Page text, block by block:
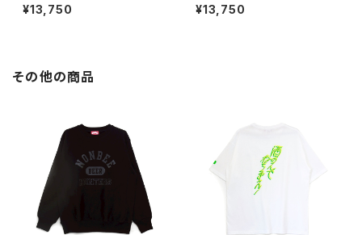
ALF SLEEVE SHIRTS “cockt
ail” white
¥13,750
ALF SLEEVE SHIRTS “cockt
ail” saxe-blue
¥13,750
その他の商品